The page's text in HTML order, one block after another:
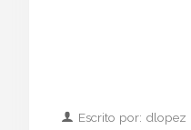
Escrito por: dlopez